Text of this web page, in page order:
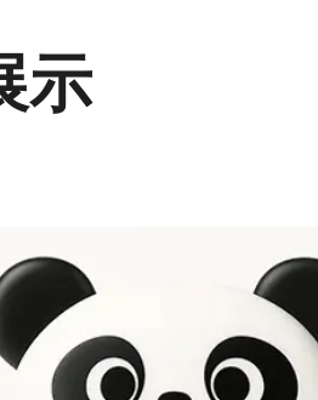
示